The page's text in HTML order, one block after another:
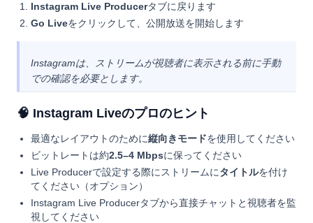
Instagram Live Producerタブに戻ります
Go Liveをクリックして、公開放送を開始します
Instagramは、ストリームが視聴者に表示される前に手動
での確認を必要とします。
🧠 Instagram Liveのプロのヒント
最適なレイアウトのために縦向きモードを使用してください
ビットレートは約2.5–4 Mbpsに保ってください
Live Producerで設定する際にストリームにタイトルを付け
てください（オプション）
Instagram Live Producerタブから直接チャットと視聴者を監
視してください